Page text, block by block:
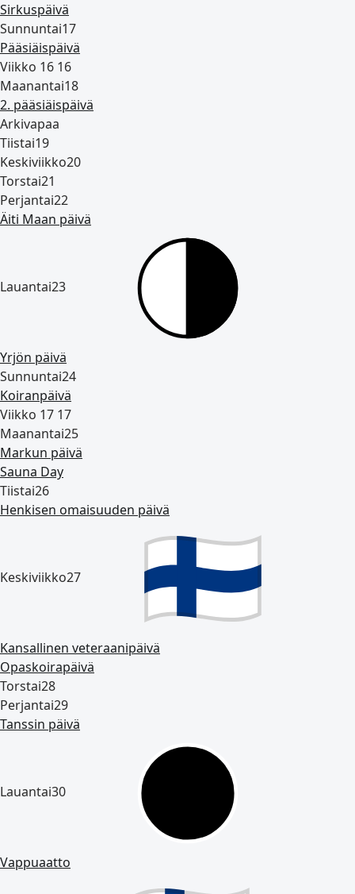
Sirkuspäivä
Sunnuntai17
Pääsiäispäivä
Viikko 16 16
Maanantai18
2. pääsiäispäivä
Arkivapaa
Tiistai19
Keskiviikko20
Torstai21
Perjantai22
Äiti Maan päivä
Lauantai23
Yrjön päivä
Sunnuntai24
Koiranpäivä
Viikko 17 17
Maanantai25
Markun päivä
Sauna Day
Tiistai26
Henkisen omaisuuden päivä
Keskiviikko27
Kansallinen veteraanipäivä
Opaskoirapäivä
Torstai28
Perjantai29
Tanssin päivä
Lauantai30
Vappuaatto